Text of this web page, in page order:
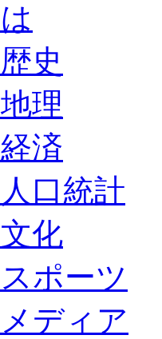
史
理
済
口統計
化
ポーツ
ディア